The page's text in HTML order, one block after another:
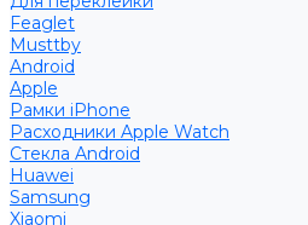
Feaglet
Musttby
Android
Apple
Рамки iPhone
Расходники Apple Watch
Стекла Android
Huawei
Samsung
Xiaomi